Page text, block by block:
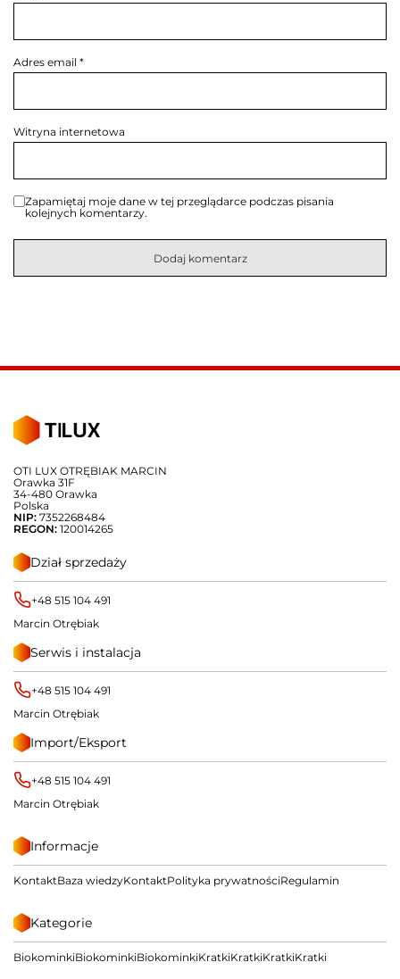
Adres email *
Witryna internetowa
Zapamiętaj moje dane w tej przeglądarce podczas pisania
kolejnych komentarzy.
OTI LUX OTRĘBIAK MARCIN
Orawka 31F
34-480 Orawka
Polska
NIP: 7352268484
REGON: 120014265
Dział sprzedaży
+48 515 104 491
Marcin Otrębiak
Serwis i instalacja
+48 515 104 491
Marcin Otrębiak
Import/Eksport
+48 515 104 491
Marcin Otrębiak
Informacje
KontaktBaza wiedzyKontaktPolityka prywatnościRegulamin
Kategorie
BiokominkiBiokominkiBiokominkiKratkiKratkiKratkiKratki